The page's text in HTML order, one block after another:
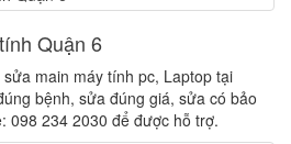
Quận 6
main máy tính pc, Laptop tại
bệnh, sửa đúng giá, sửa có bảo
098 234 2030 để được hỗ trợ.